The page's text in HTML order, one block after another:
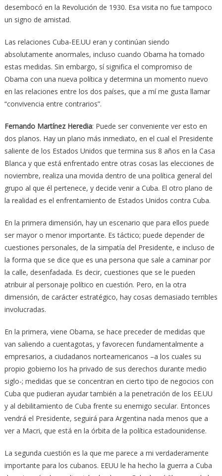
desembocó en la Revolución de 1930. Esa visita no fue tampoco
un signo de amistad.
Las relaciones Cuba-EE.UU eran y continúan siendo
absolutamente anormales, incluso cuando Obama ha tomado
estas medidas. Sin embargo, sí significa el compromiso de
Obama con una nueva política y determina un momento nuevo
en las relaciones entre los dos países, que a mí me gusta llamar
“convivencia entre contrarios”.
Fernando Martínez Heredia: Puede ser conveniente ver esto en
dos planos. Hay un plano más inmediato, en el cual el Presidente
saliente de los Estados Unidos que termina sus 8 años en la Casa
Blanca y que está enfrentado entre otras cosas las elecciones de
noviembre, realiza una movida dentro de una política general del
grupo al que él pertenece, y decide venir a Cuba. El otro plano de
la realidad es el enfrentamiento de Estados Unidos contra Cuba.
En la primera dimensión, hay un escenario que para ellos puede
ser mayor o menor importante. Es táctico; puede depender de
cuestiones personales, de la simpatía del Presidente, e incluso de
la forma que se dice que es una persona que sale a caminar por
la calle, desenfadada. Es decir, cuestiones que se le pueden
atribuir al personaje político en cuestión. Pero, en la otra
dimensión, de carácter estratégico, hay cosas demasiado terribles
involucradas.
En la primera, viene Obama, se hace preceder de medidas que
van saliendo a cuentagotas, y favorecen fundamentalmente a
empresarios, a ciudadanos norteamericanos –a los cuales su
propio gobierno los ha privado de sus derechos durante medio
siglo-; medidas que se concentran en cierto tipo de negocios con
Cuba que pudieran ayudar también a la penetración de los EE.UU
y al debilitamiento de Cuba frente su enemigo secular. Entonces
vendrá el Presidente, seguirá para Argentina nada menos que a
ver a Macri, que está en la órbita de la política estadounidense.
La segunda cuestión es la que me parece a mi verdaderamente
importante para los cubanos. EEUU le ha hecho la guerra a Cuba